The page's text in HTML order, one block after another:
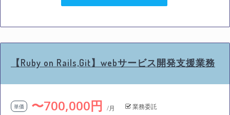
【Ruby on Rails,Git】webサービス開発支援業務
単価 〜700,000円 /月 業務委託